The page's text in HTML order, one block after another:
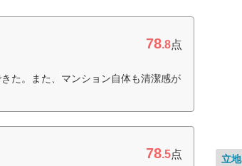
78.8点
た。また、マンション自体も清潔感が
78.5点
立地